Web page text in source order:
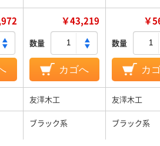
￥43,219
数量
カゴへ
￥
数量
カ
友澤木工 友澤木工
ブラック系 ブラック系